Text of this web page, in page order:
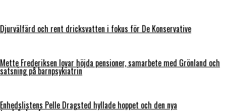
Djurvälfärd och rent dricksvatten i fokus för De Konservative
Mette Frederiksen lovar höjda pensioner, samarbete med Grönland och
satsning på barnpsykiatrin
Enhedslistens Pelle Dragsted hyllade hoppet och den nya